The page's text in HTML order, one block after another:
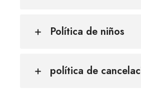
Política de niños
política de